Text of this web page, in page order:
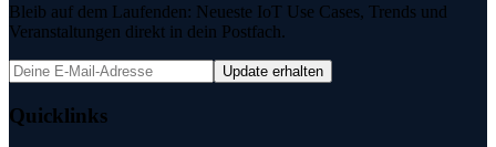
Bleib auf dem Laufenden: Neueste IoT Use Cases, Trends und
Veranstaltungen direkt in dein Postfach.
Update erhalten
Quicklinks